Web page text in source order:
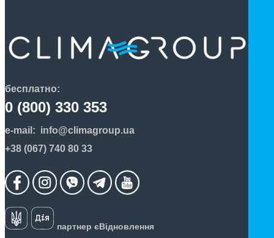
бесплатно:
0 (800) 330 353
e-mail: info@climagroup.ua
+38 (067) 740 80 33
партнер єВідновлення